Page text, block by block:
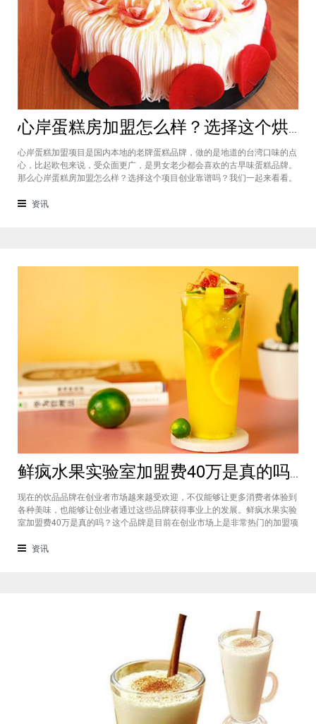
心岸蛋糕房加盟怎么样？选择这个烘焙品牌创业靠谱吗
心岸蛋糕加盟项目是国内本地的老牌蛋糕品牌，做的是地道的台湾口味的点
心，比起欧包来说，受众面更广，是男女老少都会喜欢的古早味蛋糕品牌。
那么心岸蛋糕房加盟怎么样？选择这个项目创业靠谱吗？我们一起来看看。
要不就是流行可颂，怎么还会有加盟商去加盟传统烘焙店呢？这您就有所不
资讯
鲜疯水果实验室加盟费40万是真的吗？根本没有传言中那么多！
现在的饮品品牌在创业者市场越来越受欢迎，不仅能够让更多消费者体验到
各种美味，也能够让创业者通过这些品牌获得事业上的发展。鲜疯水果实验
室加盟费40万是真的吗？这个品牌是目前在创业市场上是非常热门的加盟项
比较好的印象，比较低廉的鲜疯水果实验室加盟用也成为了众多创业者青睐
资讯